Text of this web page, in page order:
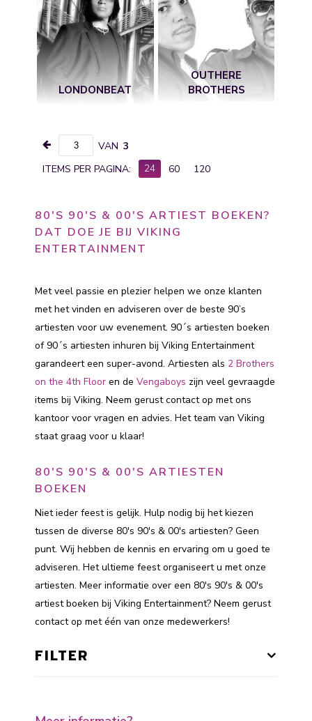
LONDONBEAT
OUTHERE
BROTHERS
VAN 3
ITEMS PER PAGINA:
24 60 120
80'S 90'S & 00'S ARTIEST BOEKEN?
DAT DOE JE BIJ VIKING
ENTERTAINMENT
Met veel passie en plezier helpen we onze klanten
met het vinden en adviseren over de beste 90’s
artiesten voor uw evenement. 90´s artiesten boeken
of 90´s artiesten inhuren bij Viking Entertainment
garandeert een super-avond. Artiesten als 2 Brothers
on the 4th Floor en de Vengaboys zijn veel gevraagde
items bij Viking. Neem gerust contact op met ons
kantoor voor vragen en advies. Het team van Viking
staat graag voor u klaar!
80'S 90'S & 00'S ARTIESTEN
BOEKEN
Niet ieder feest is gelijk. Hulp nodig bij het kiezen
tussen de diverse 80's 90's & 00's artiesten? Geen
punt. Wij hebben de kennis en ervaring om u goed te
adviseren. Het ultieme feest organiseert u met onze
artiesten. Meer informatie over een 80's 90's & 00's
artiest boeken bij Viking Entertainment? Neem gerust
contact op met één van onze medewerkers!
FILTER